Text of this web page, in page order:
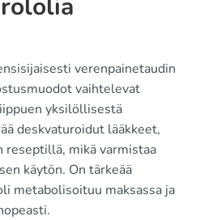
verenpainetaudin
vaihtelevat
yksilöllisestä
deskvaturoidut lääkkeet,
reseptillä, mikä varmistaa
käytön. On tärkeää
metabolisoituu maksassa ja